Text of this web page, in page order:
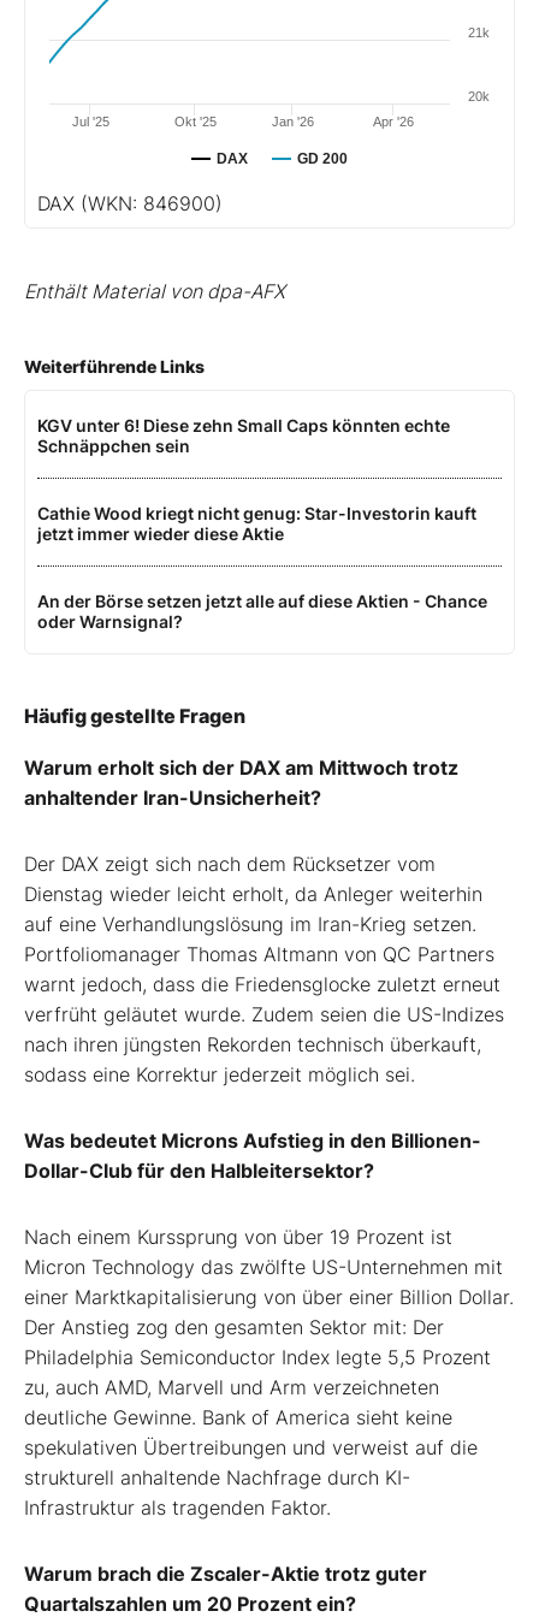
DAX GD 200
Jul '25 Jan '26
Okt '25 Apr '26
20k
21k
DAX (WKN: 846900)
Enthält Material von dpa-AFX
Weiterführende Links
KGV unter 6! Diese zehn Small Caps könnten echte
Schnäppchen sein
Cathie Wood kriegt nicht genug: Star-Investorin kauft
jetzt immer wieder diese Aktie
An der Börse setzen jetzt alle auf diese Aktien - Chance
oder Warnsignal?
Häufig gestellte Fragen
Warum erholt sich der DAX am Mittwoch trotz
anhaltender Iran-Unsicherheit?
Der DAX zeigt sich nach dem Rücksetzer vom
Dienstag wieder leicht erholt, da Anleger weiterhin
auf eine Verhandlungslösung im Iran-Krieg setzen.
Portfoliomanager Thomas Altmann von QC Partners
warnt jedoch, dass die Friedensglocke zuletzt erneut
verfrüht geläutet wurde. Zudem seien die US-Indizes
nach ihren jüngsten Rekorden technisch überkauft,
sodass eine Korrektur jederzeit möglich sei.
Was bedeutet Microns Aufstieg in den Billionen-
Dollar-Club für den Halbleitersektor?
Nach einem Kurssprung von über 19 Prozent ist
Micron Technology das zwölfte US-Unternehmen mit
einer Marktkapitalisierung von über einer Billion Dollar.
Der Anstieg zog den gesamten Sektor mit: Der
Philadelphia Semiconductor Index legte 5,5 Prozent
zu, auch AMD, Marvell und Arm verzeichneten
deutliche Gewinne. Bank of America sieht keine
spekulativen Übertreibungen und verweist auf die
strukturell anhaltende Nachfrage durch KI-
Infrastruktur als tragenden Faktor.
Warum brach die Zscaler-Aktie trotz guter
Quartalszahlen um 20 Prozent ein?